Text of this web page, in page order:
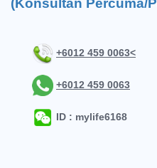
(Konsultan Percuma/
+6012 459 0063<
+6012 459 0063
ID : mylife6168